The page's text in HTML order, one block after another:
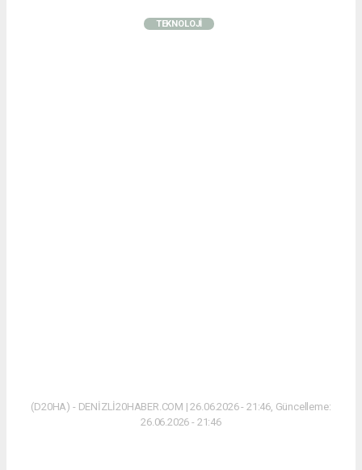
TEKNOLOJİ
(D20HA) - DENİZLİ20HABER.COM | 26.06.2026 - 21:46, Güncelleme:
26.06.2026 - 21:46